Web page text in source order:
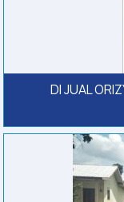
DI JUAL